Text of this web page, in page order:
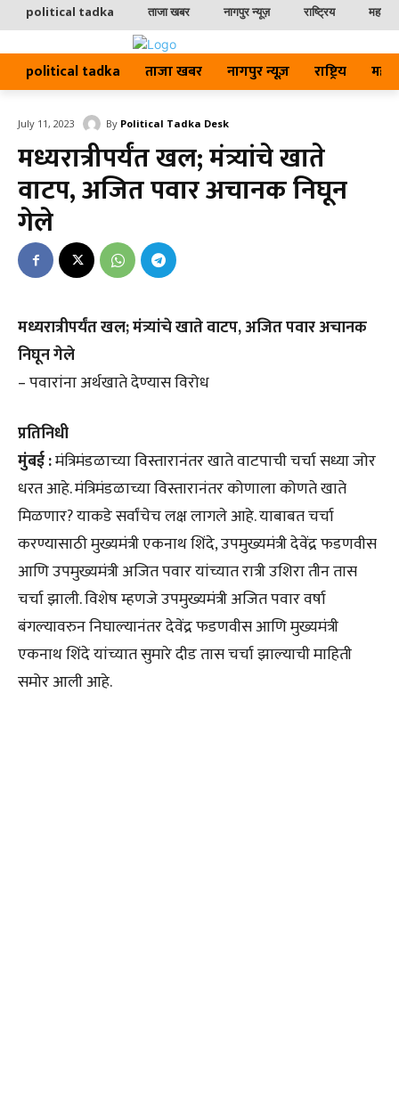
political tadka ताजा खबर नागपुर न्यूज़ राष्ट्रिय
political tadka ताजा खबर नागपुर न्यूज़ राष्ट्रिय
July 11, 2023 By Political Tadka Desk
मध्यरात्रीपर्यंत खल; मंत्र्यांचे खाते
वाटप, अजित पवार अचानक निघून
गेले
मध्यरात्रीपर्यंत खल; मंत्र्यांचे खाते वाटप, अजित पवार अचानक
निघून गेले
– पवारांना अर्थखाते देण्यास विरोध
प्रतिनिधी
मुंबई :मंत्रिमंडळाच्या विस्तारानंतर खाते वाटपाची चर्चा सध्या जोर
धरत आहे. मंत्रिमंडळाच्या विस्तारानंतर कोणाला कोणते खाते
मिळणार? याकडे सर्वांचेच लक्ष लागले आहे. याबाबत चर्चा
करण्यासाठी मुख्यमंत्री एकनाथ शिंदे, उपमुख्यमंत्री देवेंद्र फडणवीस
आणि उपमुख्यमंत्री अजित पवार यांच्यात रात्री उशिरा तीन तास
चर्चा झाली. विशेष म्हणजे उपमुख्यमंत्री अजित पवार वर्षा
बंगल्यावरुन निघाल्यानंतर देवेंद्र फडणवीस आणि मुख्यमंत्री
एकनाथ शिंदे यांच्यात सुमारे दीड तास चर्चा झाल्याची माहिती
समोर आली आहे.